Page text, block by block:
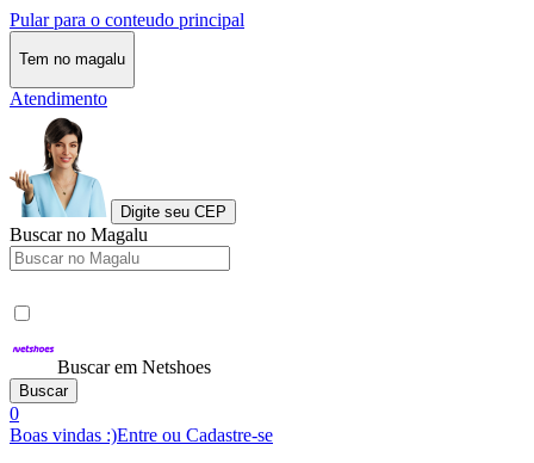
Pular para o conteudo principal
Tem no magalu
Atendimento
Digite seu CEP
Buscar no Magalu
Buscar em Netshoes
Buscar
0
Boas vindas :)Entre ou Cadastre-se